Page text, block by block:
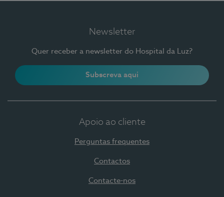
Newsletter
Quer receber a newsletter do Hospital da Luz?
Subscreva aqui
Apoio ao cliente
Perguntas frequentes
Contactos
Contacte-nos